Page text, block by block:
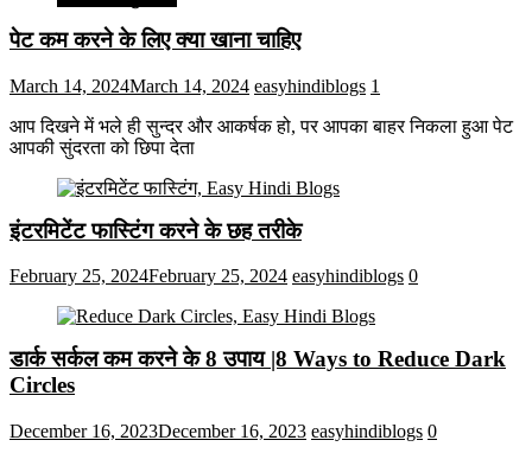
पेट कम करने के लिए क्या खाना चाहिए
March 14, 2024March 14, 2024 easyhindiblogs 1
आप दिखने में भले ही सुन्दर और आकर्षक हो, पर आपका बाहर निकला हुआ पेट
आपकी सुंदरता को छिपा देता
इंटरमिटेंट फास्टिंग करने के छह तरीके
February 25, 2024February 25, 2024 easyhindiblogs 0
डार्क सर्कल कम करने के 8 उपाय |8 Ways to Reduce Dark
Circles
December 16, 2023December 16, 2023 easyhindiblogs 0